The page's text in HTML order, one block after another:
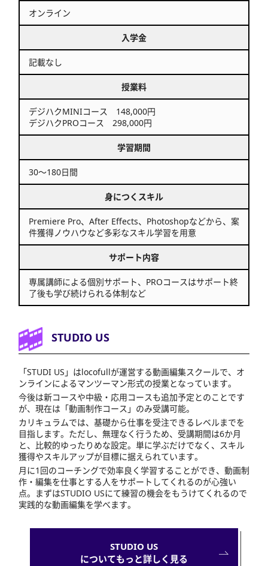
オンライン
入学金
記載なし
授業料
デジハクMINIコース 148,000円
デジハクPROコース 298,000円
学習期間
30～180日間
身につくスキル
Premiere Pro、After Effects、Photoshopなどから、案
件獲得ノウハウなど多彩なスキル学習を用意
サポート内容
専属講師による個別サポート、PROコースはサポート終
了後も学び続けられる体制など
STUDIO US
「STUDI US」はlocofullが運営する動画編集スクールで、オ
ンラインによるマンツーマン形式の授業となっています。
今後は新コースや中級・応用コースも追加予定とのことです
が、現在は「動画制作コース」のみ受講可能。
カリキュラムでは、基礎から仕事を受注できるレベルまでを
目指します。ただし、無理なく行うため、受講期間は6か月
と、比較的ゆったりめな設定。単に学ぶだけでなく、スキル
獲得やスキルアップが目標に据えられています。
月に1回のコーチングで効率良く学習することができ、動画制
作・編集を仕事とする人をサポートしてくれるのが心強い
点。まずはSTUDIO USにて練習の機会をもうけてくれるので
実践的な動画編集を学べます。
STUDIO US
についてもっと詳しく見る